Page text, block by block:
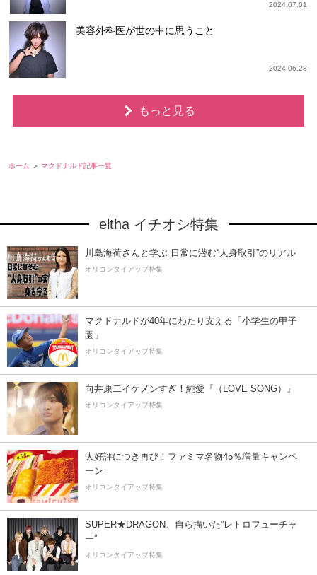
2024.07.01
美容外科医が世の中に思うこと
2024.06.28
もっと見る
ホーム マクドナルド記事一覧
eltha イチオシ特集
川島海荷さんと学ぶ 日常に潜む“人身取引”のリアル
オリコンタイアップ特集
マクドナルドが40年にわたり支える「小学生の甲子
園」
オリコンタイアップ特集
向井康二イケメンすぎ！純愛『（LOVE SONG）』
オリコンタイアップ特集
大好評につき再び！ファミマ名物45％増量キャンペ
ーン
オリコンタイアップ特集
SUPER★DRAGON、自ら描いた”レトロフューチャ
ー”
オリコンタイアップ特集